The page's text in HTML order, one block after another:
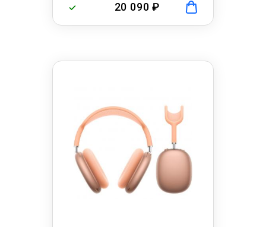
20 090 ₽